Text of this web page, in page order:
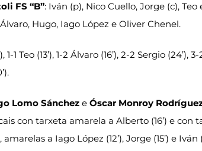
FS “B”: Iván (p), Nico Cuello, Jorge (c),
Hugo, Iago López e Oliver Chenel.
1-1 Teo (13’), 1-2 Álvaro (16’), 2-2 Sergio
Lomo Sánchez e Óscar Monroy
con tarxeta amarela a Alberto (16’) e
a Iago López (12’), Jorge (15’) e Iván